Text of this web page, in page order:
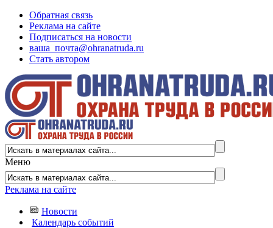
Обратная связь
Реклама на сайте
Подписаться на новости
ваша_почта@ohranatruda.ru
Стать автором
Меню
Реклама на сайте
Новости
Календарь событий